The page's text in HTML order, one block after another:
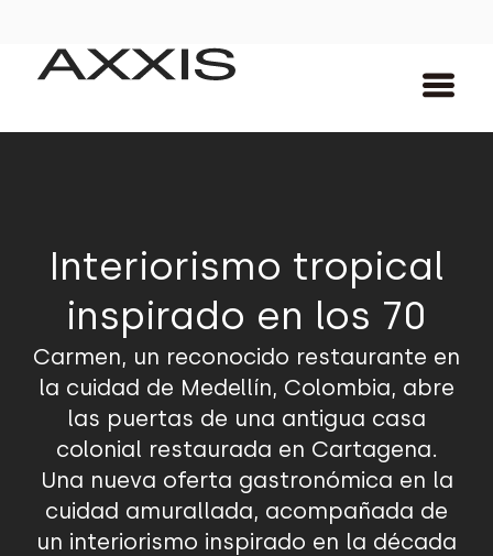
Interiorismo tropical
inspirado en los 70
Carmen, un reconocido restaurante en
la cuidad de Medellín, Colombia, abre
las puertas de una antigua casa
colonial restaurada en Cartagena.
Una nueva oferta gastronómica en la
cuidad amurallada, acompañada de
un interiorismo inspirado en la década